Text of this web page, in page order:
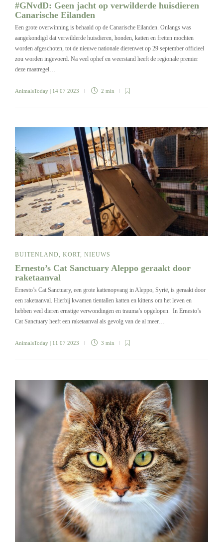
#GNvdD: Geen jacht op verwilderde huisdieren
Canarische Eilanden
Een grote overwinning is behaald op de Canarische Eilanden. Onlangs was
aangekondigd dat verwilderde huisdieren, honden, katten en fretten mochten
worden afgeschoten, tot de nieuwe nationale dierenwet op 29 september officieel
zou worden ingevoerd. Na veel ophef en weerstand heeft de regionale premier
deze maatregel…
AnimalsToday | 14 07 2023 2 min
BUITENLAND, KORT, NIEUWS
Ernesto’s Cat Sanctuary Aleppo geraakt door
raketaanval
Ernesto’s Cat Sanctuary, een grote kattenopvang in Aleppo, Syrië, is geraakt door
een raketaanval. Hierbij kwamen tientallen katten en kittens om het leven en
hebben veel dieren ernstige verwondingen en trauma’s opgelopen. In Ernesto’s
Cat Sanctuary heeft een raketaanval als gevolg van de al meer…
AnimalsToday | 11 07 2023 3 min